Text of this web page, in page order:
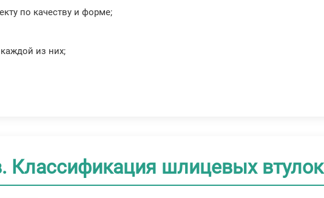
по качеству и форме;
из них;
Классификация шлицевых втулок